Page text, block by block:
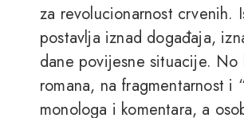
za revolucionarnost crvenih.
postavlja iznad događaja,
dane povijesne situacije.
romana, na fragmentarnost i
monologa i komentara, a